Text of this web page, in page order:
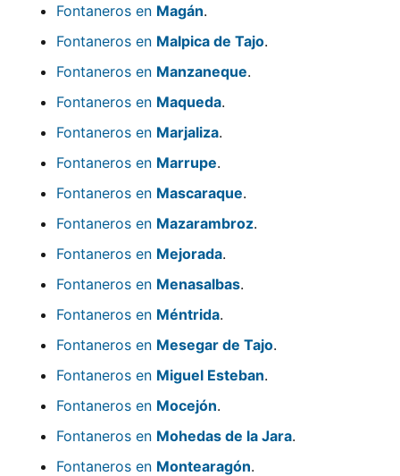
Fontaneros en Magán.
Fontaneros en Malpica de Tajo.
Fontaneros en Manzaneque.
Fontaneros en Maqueda.
Fontaneros en Marjaliza.
Fontaneros en Marrupe.
Fontaneros en Mascaraque.
Fontaneros en Mazarambroz.
Fontaneros en Mejorada.
Fontaneros en Menasalbas.
Fontaneros en Méntrida.
Fontaneros en Mesegar de Tajo.
Fontaneros en Miguel Esteban.
Fontaneros en Mocejón.
Fontaneros en Mohedas de la Jara.
Fontaneros en Montearagón.